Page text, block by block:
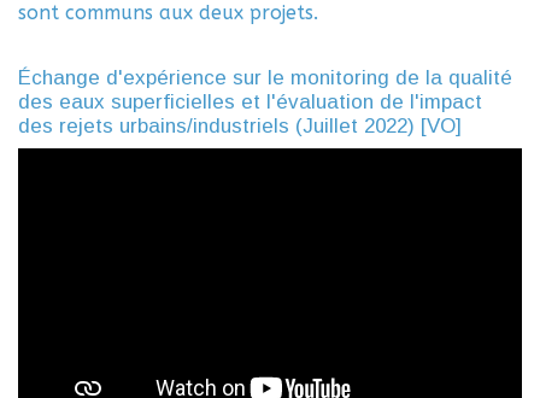
sont communs aux deux projets.
Échange d'expérience sur le monitoring de la qualité
des eaux superficielles et l'évaluation de l'impact
des rejets urbains/industriels (Juillet 2022) [VO]